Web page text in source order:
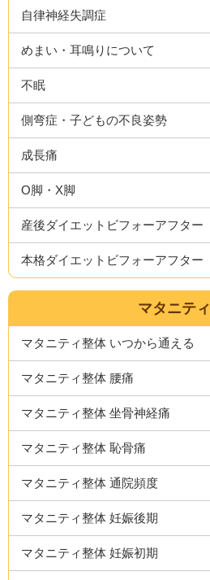
自律神経失調症
めまい・耳鳴りについて
不眠
側弯症・子どもの不良姿勢
成長痛
O脚・X脚
産後ダイエットビフォーアフター
本格ダイエットビフォーアフター
マタニティ
マタニティ整体 いつから通える
マタニティ整体 腰痛
マタニティ整体 坐骨神経痛
マタニティ整体 恥骨痛
マタニティ整体 通院頻度
マタニティ整体 妊娠後期
マタニティ整体 妊娠初期